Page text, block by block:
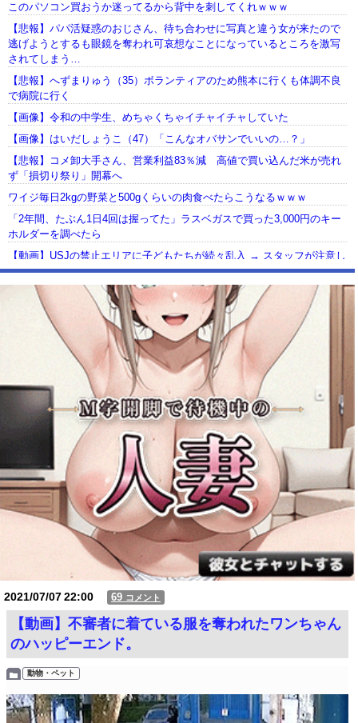
このパソコン買おうか迷ってるから背中を刺してくれｗｗｗ
【悲報】パパ活疑惑のおじさん、待ち合わせに写真と違う女が来たので
逃げようとするも眼鏡を奪われ可哀想なことになっているところを激写
されてしまう…
【悲報】へずまりゅう（35）ボランティアのため熊本に行くも体調不良
で病院に行く
【画像】令和の中学生、めちゃくちゃイチャイチャしていた
【画像】はいだしょうこ（47）「こんなオバサンでいいの…？」
【悲報】コメ卸大手さん、営業利益83％減 高値で買い込んだ米が売れ
ず「損切り祭り」開幕へ
ワイジ毎日2kgの野菜と500gくらいの肉食べたらこうなるｗｗｗ
「2年間、たぶん1日4回は握ってた」ラスベガスで買った3,000円のキー
ホルダーを調べたら
【動画】USJの禁止エリアに子どもたちが続々乱入 → スタッフが注意し
ても止まらない事態に
Powered by livedoor 相互RSS
2021/07/0722:00 69 コメント
【動画】不審者に着ている服を奪われたワンちゃん
のハッピーエンド。
動物・ペット